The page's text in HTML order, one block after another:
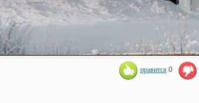
нравится 0